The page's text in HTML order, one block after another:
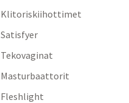
Klitoriskiihottimet
Satisfyer
Tekovaginat
Masturbaattorit
Fleshlight